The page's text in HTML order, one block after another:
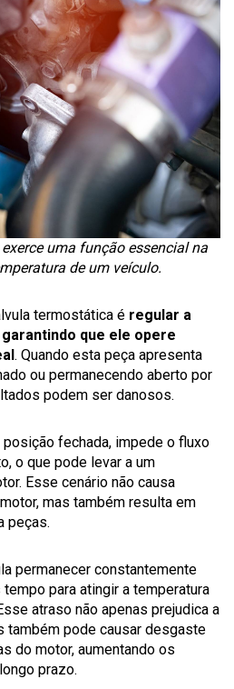
uma função essencial na
de um veículo.
termostática é regular a
que ele opere
. Quando esta peça apresenta
ou permanecendo aberto por
podem ser danosos.
posição fechada, impede o fluxo
o que pode levar a um
Esse cenário não causa
mas também resulta em
peças.
permanecer constantemente
para atingir a temperatura
atraso não apenas prejudica a
também pode causar desgaste
do motor, aumentando os
prazo.